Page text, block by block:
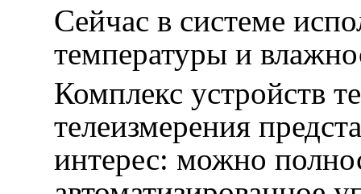
Сейчас в системе
температуры и
Комплекс устройств
телеизмерения
интерес: можно